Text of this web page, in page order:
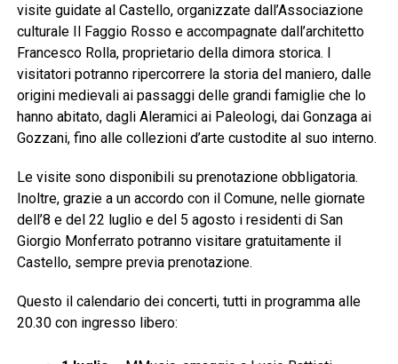
visite guidate al Castello, organizzate dall’Associazione
culturale Il Faggio Rosso e accompagnate dall’architetto
Francesco Rolla, proprietario della dimora storica. I
visitatori potranno ripercorrere la storia del maniero, dalle
origini medievali ai passaggi delle grandi famiglie che lo
hanno abitato, dagli Aleramici ai Paleologi, dai Gonzaga ai
Gozzani, fino alle collezioni d’arte custodite al suo interno.
Le visite sono disponibili su prenotazione obbligatoria.
Inoltre, grazie a un accordo con il Comune, nelle giornate
dell’8 e del 22 luglio e del 5 agosto i residenti di San
Giorgio Monferrato potranno visitare gratuitamente il
Castello, sempre previa prenotazione.
Questo il calendario dei concerti, tutti in programma alle
20.30 con ingresso libero: